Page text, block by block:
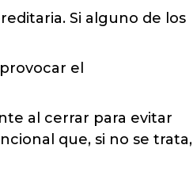
Si alguno de los
el
al cerrar para evitar
que, si no se trata,